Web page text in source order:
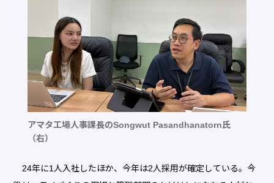
アマタ工場人事課長のSongwut Pasandhanatorn氏
（右）
24年に1人入社したほか、今年は2人採用が確定している。今